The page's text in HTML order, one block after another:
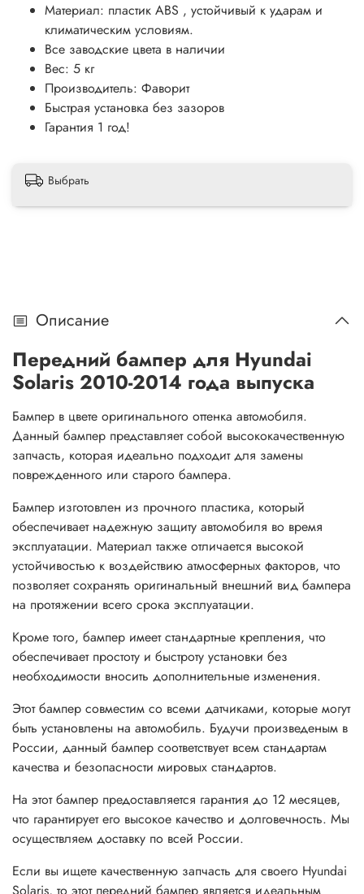
Материал: пластик ABS , устойчивый к ударам и
климатическим условиям.
Все заводские цвета в наличии
Вес: 5 кг
Производитель: Фаворит
Быстрая установка без зазоров
Гарантия 1 год!
Выбрать
Описание
Передний бампер для Hyundai
Solaris 2010-2014 года выпуска
Бампер в цвете оригинального оттенка автомобиля.
Данный бампер представляет собой высококачественную
запчасть, которая идеально подходит для замены
поврежденного или старого бампера.
Бампер изготовлен из прочного пластика, который
обеспечивает надежную защиту автомобиля во время
эксплуатации. Материал также отличается высокой
устойчивостью к воздействию атмосферных факторов, что
позволяет сохранять оригинальный внешний вид бампера
на протяжении всего срока эксплуатации.
Кроме того, бампер имеет стандартные крепления, что
обеспечивает простоту и быстроту установки без
необходимости вносить дополнительные изменения.
Этот бампер совместим со всеми датчиками, которые могут
быть установлены на автомобиль. Будучи произведеным в
России, данный бампер соответствует всем стандартам
качества и безопасности мировых стандартов.
На этот бампер предоставляется гарантия до 12 месяцев,
что гарантирует его высокое качество и долговечность. Мы
осуществляем доставку по всей России.
Если вы ищете качественную запчасть для своего Hyundai